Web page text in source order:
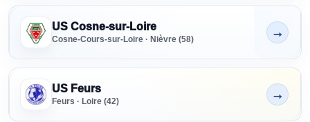
US Cosne-sur-Loire
Cosne-Cours-sur-Loire · Nièvre (58)
Non indiqué
→
US Feurs
Feurs · Loire (42)
Non indiqué
→